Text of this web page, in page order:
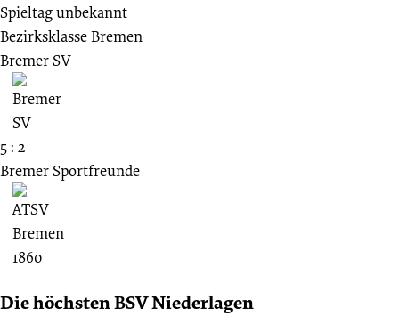
Spieltag unbekannt
Bezirksklasse Bremen
Bremer SV
5 : 2
Bremer Sportfreunde
Die höchsten BSV Niederlagen